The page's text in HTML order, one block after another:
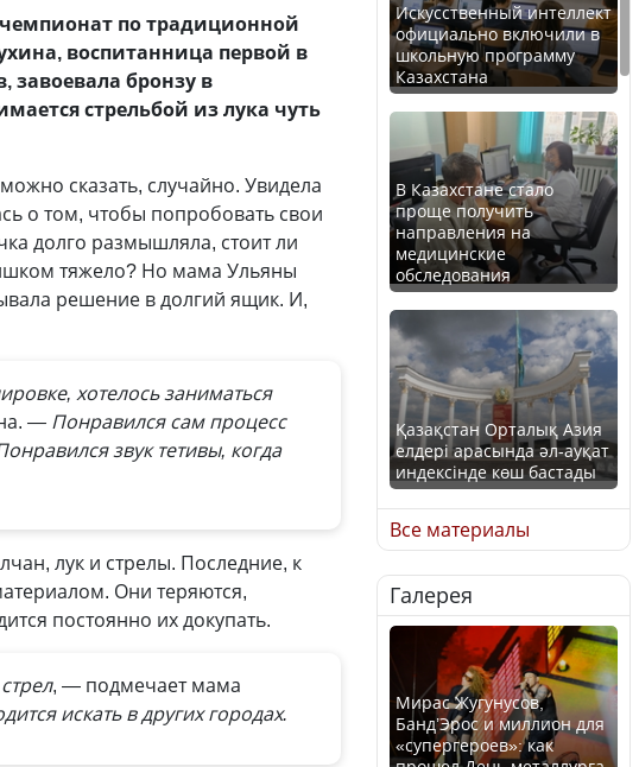
по традиционной
воспитанница первой в
завоевала бронзу в
стрельбой из лука чуть
сказать, случайно. Увидела
о том, чтобы попробовать свои
долго размышляла, стоит ли
тяжело? Но мама Ульяны
решение в долгий ящик. И,
хотелось заниматься
— Понравился сам процесс
звук тетивы, когда
лук и стрелы. Последние, к
Они теряются,
постоянно их докупать.
, — подмечает мама
искать в других городах.
Искусственный интеллект
официально включили в
школьную программу
Казахстана
В Казахстане стало
проще получить
направления на
медицинские
обследования
Қазақстан Орталық Азия
елдері арасында әл-ауқат
индексінде көш бастады
Казахстан возглавил
рейтинг благополучия
среди стран Центральной
Азии
Все материалы
Галерея
Мирас Жугунусов,
Банд’Эрос и миллион для
«супергероев»: как